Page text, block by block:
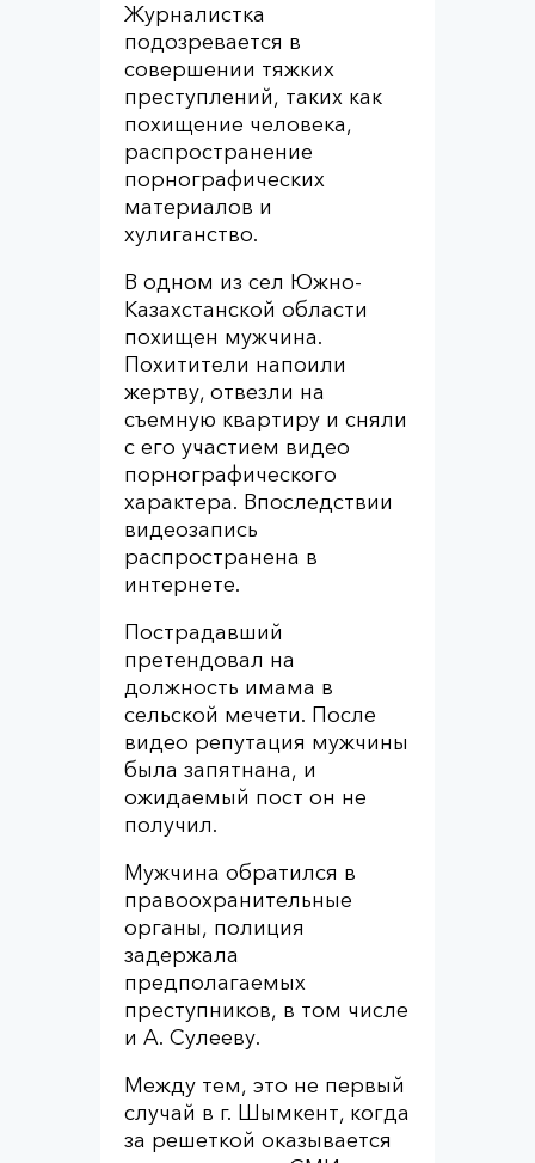
Журналистка
подозревается в
совершении тяжких
преступлений, таких как
похищение человека,
распространение
порнографических
материалов и
хулиганство.
В одном из сел Южно-
Казахстанской области
похищен мужчина.
Похитители напоили
жертву, отвезли на
съемную квартиру и сняли
с его участием видео
порнографического
характера. Впоследствии
видеозапись
распространена в
интернете.
Пострадавший
претендовал на
должность имама в
сельской мечети. После
видео репутация мужчины
была запятнана, и
ожидаемый пост он не
получил.
Мужчина обратился в
правоохранительные
органы, полиция
задержала
предполагаемых
преступников, в том числе
и А. Сулееву.
Между тем, это не первый
случай в г. Шымкент, когда
за решеткой оказывается